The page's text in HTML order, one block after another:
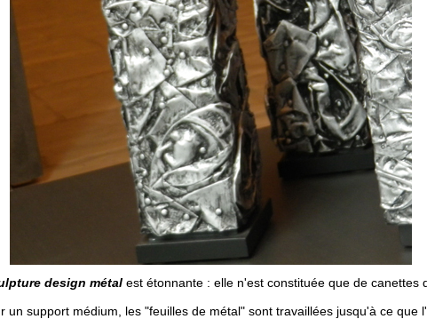
design métal est étonnante : elle n'est constituée que de canettes
un support médium, les "feuilles de métal" sont travaillées jusqu'à ce que